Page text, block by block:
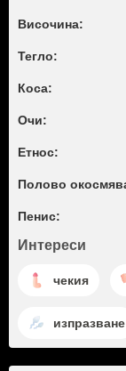
Височина:
Тегло:
Коса:
Очи:
Етнос:
Полово
Пенис:
Интереси
чекия
изпразване